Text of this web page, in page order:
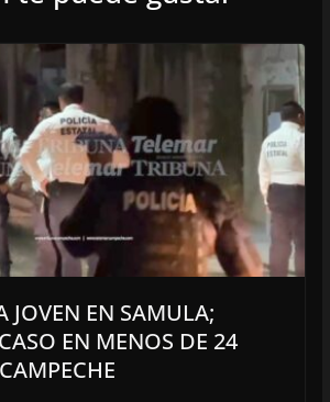
JOVEN EN SAMULA;
EN MENOS DE 24